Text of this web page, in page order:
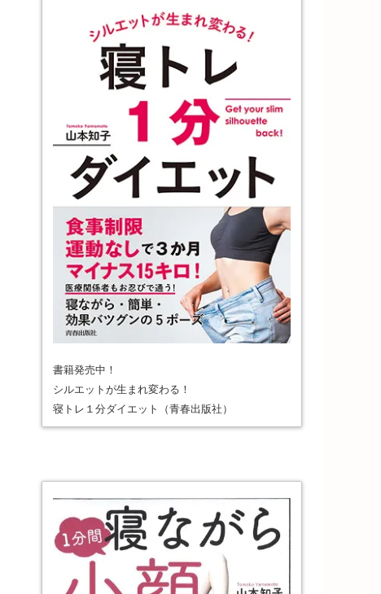
書籍発売中！
シルエットが生まれ変わる！
寝トレ１分ダイエット（青春出版社）